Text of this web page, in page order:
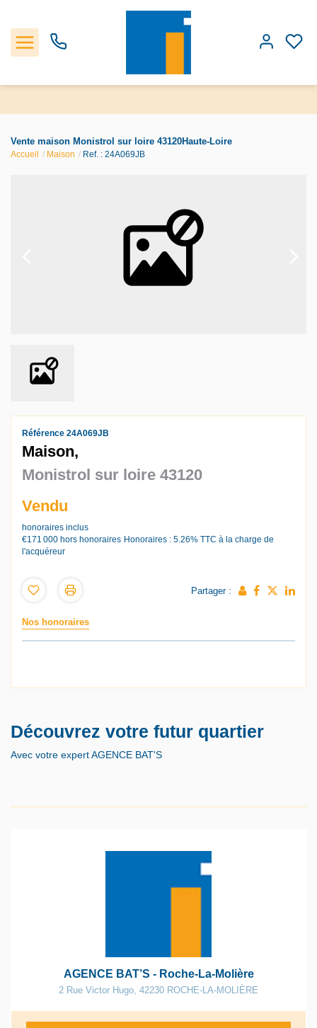
Les biens
Vente maison Monistrol sur loire 43120Haute-Loire
Accueil Maison Ref. : 24A069JB
Référence 24A069JB
Maison,
Monistrol sur loire 43120
Vendu
honoraires inclus
€171 000 hors honoraires Honoraires : 5.26% TTC à la charge de
l'acquéreur
Partager :
Nos honoraires
Découvrez votre futur quartier
Avec votre expert AGENCE BAT'S
AGENCE BAT’S - Roche-La-Molière
2 Rue Victor Hugo 42230 ROCHE-LA-MOLIÈRE